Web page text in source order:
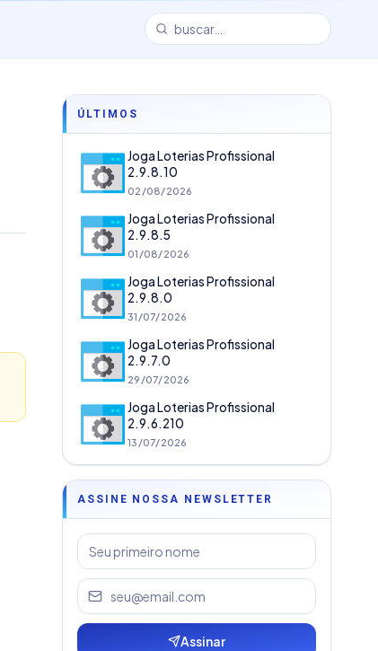
ÚLTIMOS
Joga Loterias Profissional
2.9.8.10
02/08/2026
Joga Loterias Profissional
2.9.8.5
01/08/2026
Joga Loterias Profissional
2.9.8.0
31/07/2026
Joga Loterias Profissional
2.9.7.0
29/07/2026
Joga Loterias Profissional
2.9.6.210
13/07/2026
ASSINE NOSSA NEWSLETTER
Assinar